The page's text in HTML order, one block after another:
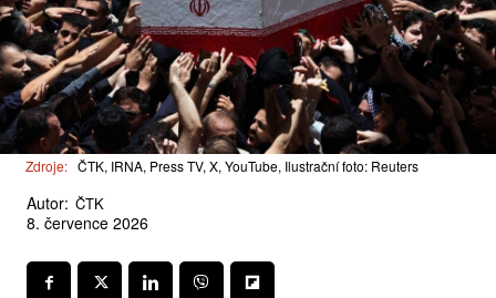
Zdroje: ČTK, IRNA, Press TV, X, YouTube, Ilustrační foto: Reuters
Autor: ČTK
8. července 2026